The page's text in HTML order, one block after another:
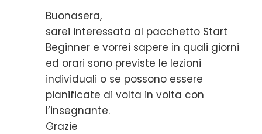
Buonasera,
sarei interessata al pacchetto Start
Beginner e vorrei sapere in quali giorni
ed orari sono previste le lezioni
individuali o se possono essere
pianificate di volta in volta con
l’insegnante.
Grazie